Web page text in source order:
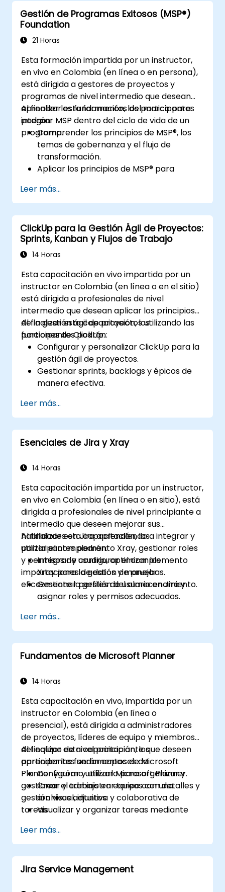
comunicación dentro del equipo,
asegurando que no se pierda ninguna
información o acción importante.
Mejorar sus habilidades en la gestión del
tiempo, de proyectos y de equipos,
permitiéndoles actuar de manera más
efectiva como líderes.
Zapier.
Configurar desencadenantes,
condiciones y acciones para la gestión
automatizada de tareas.
mediante automatizaciones e
integraciones.
Gestión de Programas Exitosos (MSP®)
Foundation
21 Horas
Esta formación impartida por un instructor,
en vivo en Colombia (en línea o en persona),
está dirigida a gestores de proyectos y
programas de nivel intermedio que desean
aprender los fundamentos del marco para
integrar MSP dentro del ciclo de vida de un
programa.
Al finalizar esta formación, los participantes
podrán:
Comprender los principios de MSP®, los
temas de gobernanza y el flujo de
transformación.
Aplicar los principios de MSP® para
incluyendo la participación de las partes
interesadas, la gobernanza, el liderazgo y
la gestión de riesgos.
Mejorar las habilidades en la planificación,
ejecución y cierre de programas, al
tiempo que se gestionan los riesgos y se
Aprender a alinear los programas con la
estrategia organizacional y garantizar la
materialización de los beneficios.
Leer más...
ClickUp para la Gestión Ágil de Proyectos:
Sprints, Kanban y Flujos de Trabajo
14 Horas
Esta capacitación en vivo impartida por un
instructor en Colombia (en línea o en el sitio)
está dirigida a profesionales de nivel
intermedio que desean aplicar los principios
de la gestión ágil de proyectos utilizando las
funciones de ClickUp.
Al finalizar esta capacitación, los
participantes podrán:
Configurar y personalizar ClickUp para la
gestión ágil de proyectos.
Gestionar sprints, backlogs y épicos de
manera efectiva.
Línea de tiempo de ClickUp para flujos de
trabajo ágiles.
Rastrear la velocidad del equipo, gráficos
de burndown y métricas de rendimiento.
mejorar la eficiencia.
de desarrollo ágil.
Leer más...
Esenciales de Jira y Xray
14 Horas
Esta capacitación impartida por un instructor,
en vivo en Colombia (en línea o en sitio), está
dirigida a profesionales de nivel principiante a
intermedio que deseen mejorar sus
habilidades en Jira aprendiendo a integrar y
utilizar el complemento Xray, gestionar roles
y permisos de usuario, optimizar las
importaciones de datos y manejar
eficazmente la gestión del almacenamiento.
Al finalizar esta capacitación, los
participantes podrán:
Integrar y configurar el complemento
Xray para la gestión de pruebas.
Gestionar perfiles de usuario en Jira y
asignar roles y permisos adecuados.
Jira siguiendo las mejores prácticas.
Optimizar el uso del almacenamiento en
Jira e implementar estrategias de gestión
de datos.
Leer más...
Fundamentos de Microsoft Planner
14 Horas
Esta capacitación en vivo, impartida por un
instructor en Colombia (en línea o
presencial), está dirigida a administradores
de proyectos, líderes de equipo y miembros
del equipo de nivel principiante que deseen
aprender los fundamentos de Microsoft
Planner y cómo utilizarlo para organizar y
gestionar el trabajo en equipo con una
gestión visual, intuitiva y colaborativa de
tareas.
Al finalizar esta capacitación, los
participantes serán capaces de:
Configurar y utilizar Microsoft Planner.
Crear y administrar tareas con detalles y
archivos adjuntos.
Visualizar y organizar tareas mediante
Colaborar con los miembros del equipo
utilizando chat, correo electrónico o
Teams.
Integrar Microsoft Planner con otras
Leer más...
Jira Service Management